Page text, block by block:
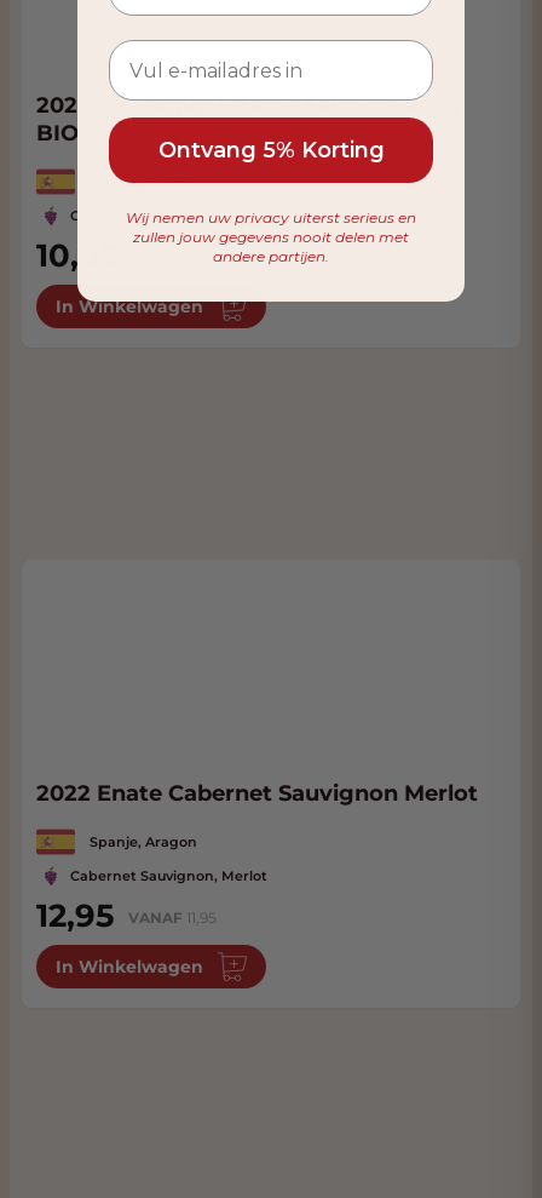
2022 Gil Family Estates Salto de Rana
BIO
Spanje, Aragon
Garnacha
10,95
In Winkelwagen
2022 Enate Cabernet Sauvignon Merlot
Spanje, Aragon
Cabernet Sauvignon, Merlot
12,95 VANAF 11,95
In Winkelwagen
Ontvang 5% Korting
Wij nemen uw privacy uiterst serieus en
zullen jouw gegevens nooit delen met
andere partijen.